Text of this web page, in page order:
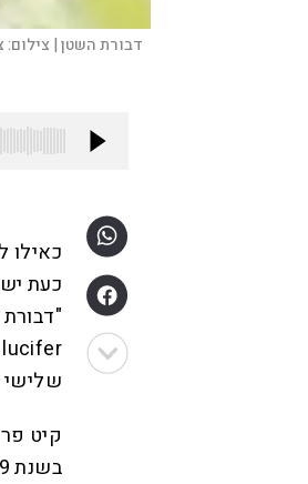
דבורת השטן | צילום:
כאילו
כעת
שלישי
קיט